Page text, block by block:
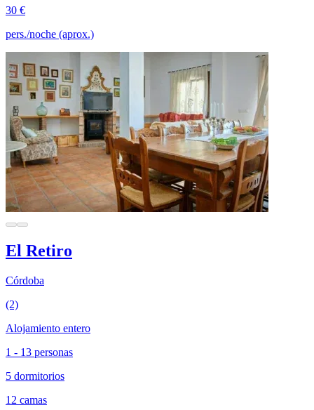
30 €
pers./noche (aprox.)
El Retiro
Córdoba
(2)
Alojamiento entero
1 - 13 personas
5 dormitorios
12 camas